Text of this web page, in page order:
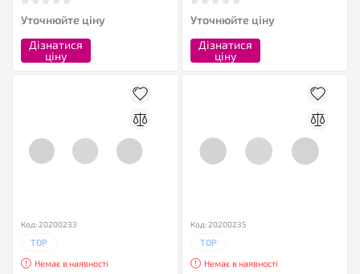
Уточнюйте ціну
Дізнатися
ціну
Уточнюйте ціну
Дізнатися
ціну
Код: 20200233
TOP
Немає в наявності
Код: 20200235
TOP
Немає в наявності